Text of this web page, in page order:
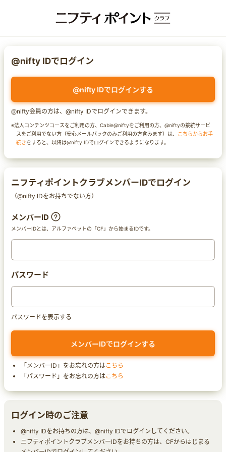
@nifty IDでログイン
@nifty IDでログインする
@nifty会員の方は、@nifty IDでログインできます。
※法人コンテンツコースをご利用の方、Cable@niftyをご利用の方、@niftyの接続サービ
スをご利用でない方（安心メールパックのみご利用の方含みます）は、 こちらからお手
続きをすると、以降は@nifty IDでログインできるようになります。
ニフティポイントクラブメンバーIDでログイン
（@nifty IDをお持ちでない方）
メンバーID
メンバーIDとは、アルファベットの「CF」から始まるIDです。
パスワード
パスワードを表示する
「メンバーID」をお忘れの方はこちら
「パスワード」をお忘れの方はこちら
ログイン時のご注意
@nifty IDをお持ちの方は、@nifty IDでログインしてください。
ニフティポイントクラブメンバーIDをお持ちの方は、CFからはじまる